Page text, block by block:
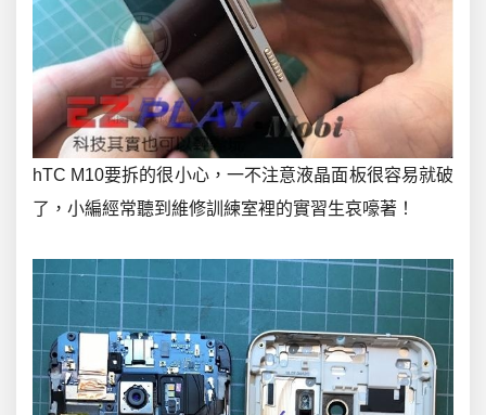
hTC M10要拆的很小心，一不注意液晶面板很容易就破
了，小編經常聽到維修訓練室裡的實習生哀嚎著！